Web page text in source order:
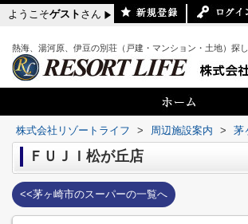
ようこそゲスト さん
熱海、湯河原、伊豆の別荘（戸建・マンション・土地）探
株式会社リゾートライフ > 周辺施設案内 > 茅
ＦＵＪＩ松が丘店
<<茅ヶ崎市のスーパーの一覧へ